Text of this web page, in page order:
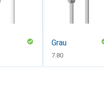
Grau
CHF
7.80